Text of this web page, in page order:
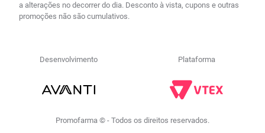
a alterações no decorrer do dia. Desconto à vista, cupons e outras
promoções não são cumulativos.
Desenvolvimento Plataforma
Promofarma © - Todos os direitos reservados.